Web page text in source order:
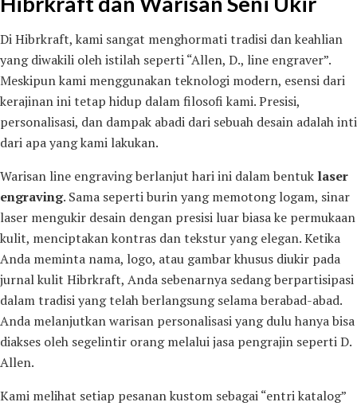
Di Hibrkraft, kami sangat menghormati tradisi dan keahlian
yang diwakili oleh istilah seperti “Allen, D., line engraver”.
Meskipun kami menggunakan teknologi modern, esensi dari
kerajinan ini tetap hidup dalam filosofi kami. Presisi,
personalisasi, dan dampak abadi dari sebuah desain adalah inti
dari apa yang kami lakukan.
Warisan line engraving berlanjut hari ini dalam bentuk laser
engraving. Sama seperti burin yang memotong logam, sinar
laser mengukir desain dengan presisi luar biasa ke permukaan
kulit, menciptakan kontras dan tekstur yang elegan. Ketika
Anda meminta nama, logo, atau gambar khusus diukir pada
jurnal kulit Hibrkraft, Anda sebenarnya sedang berpartisipasi
dalam tradisi yang telah berlangsung selama berabad-abad.
Anda melanjutkan warisan personalisasi yang dulu hanya bisa
diakses oleh segelintir orang melalui jasa pengrajin seperti D.
Allen.
Kami melihat setiap pesanan kustom sebagai “entri katalog”